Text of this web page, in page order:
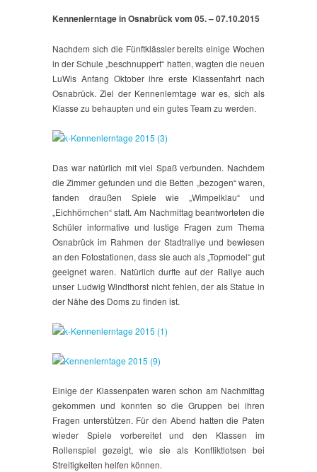
Kennenlerntage in Osnabrück vom 05. – 07.10.2015
Nachdem sich die Fünftklässler bereits einige Wochen
in der Schule „beschnuppert“ hatten, wagten die neuen
LuWis Anfang Oktober ihre erste Klassenfahrt nach
Osnabrück. Ziel der Kennenlerntage war es, sich als
Klasse zu behaupten und ein gutes Team zu werden.
Das war natürlich mit viel Spaß verbunden. Nachdem
die Zimmer gefunden und die Betten „bezogen“ waren,
fanden draußen Spiele wie „Wimpelklau“ und
„Eichhörnchen“ statt. Am Nachmittag beantworteten die
Schüler informative und lustige Fragen zum Thema
Osnabrück im Rahmen der Stadtrallye und bewiesen
an den Fotostationen, dass sie auch als „Topmodel“ gut
geeignet waren. Natürlich durfte auf der Rallye auch
unser Ludwig Windthorst nicht fehlen, der als Statue in
der Nähe des Doms zu finden ist.
Einige der Klassenpaten waren schon am Nachmittag
gekommen und konnten so die Gruppen bei ihren
Fragen unterstützen. Für den Abend hatten die Paten
wieder Spiele vorbereitet und den Klassen im
Rollenspiel gezeigt, wie sie als Konfliktlotsen bei
Streitigkeiten helfen können.